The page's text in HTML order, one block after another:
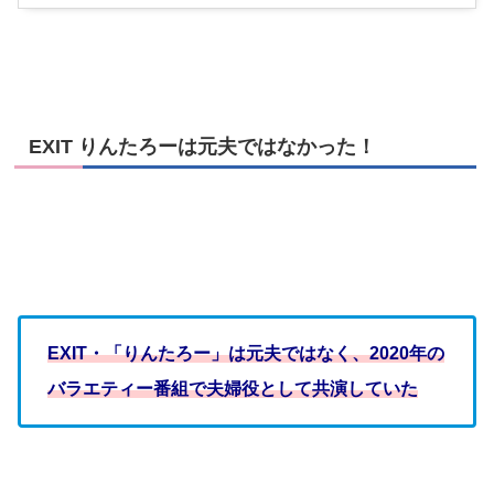
EXIT りんたろーは元夫ではなかった！
EXIT・「りんたろー」は元夫ではなく、2020年の
バラエティー番組で夫婦役として共演していた